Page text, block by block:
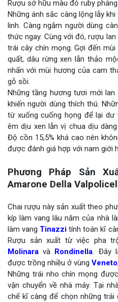
Rượu sở hữu màu đỏ ruby
Những ánh sắc càng lộng lẫy
linh. Càng ngắm người dùng
thức ngay. Cùng với đó, rượu
trái cây chín mọng. Gợi đến
quất, dâu rừng xen lẫn thảo
nhấn với mùi hương của cam
gỗ sồi.
Những tầng hương tươi mới
khiến người dùng thích thú.
từ xuống cuống họng để lại
êm dịu xen lẫn vị chua dịu
Độ cồn 15,5% khá cao nên
được đánh giá hợp với nam giới
Phương Pháp Sản
Amarone Della
Chai rượu này sản xuất theo
kíp làm vang lâu năm của nhà
làm vang Tinazzi tính toán kĩ
Rượu sản xuất từ việc pha
Molinara và Rondinella. Đây
được trồng nhiều ở vùng Veneto
Những trái nho chín mọng
vận chuyển về nhà máy. Tại
chế kĩ càng để chọn những trái